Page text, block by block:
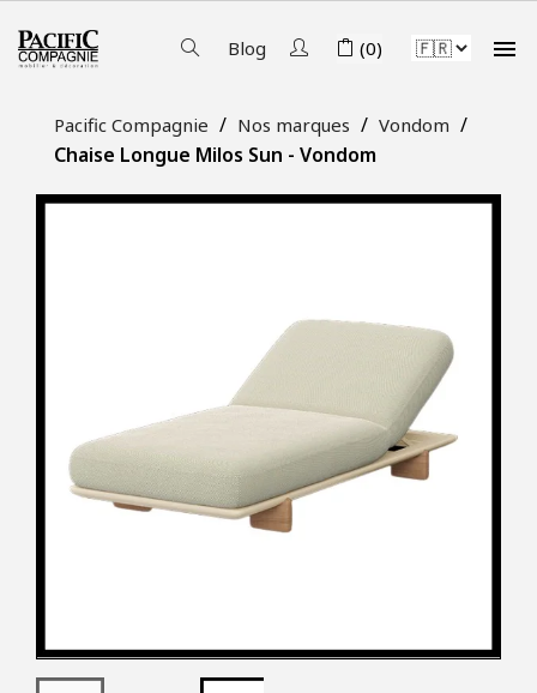
Blog (0) 
Pacific Compagnie Nos marques Vondom
Chaise Longue Milos Sun - Vondom